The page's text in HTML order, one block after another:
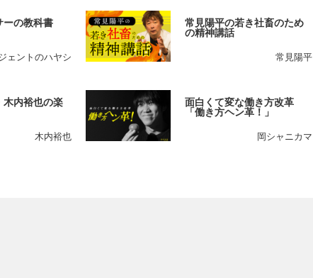
ーの教科書
ェントのハヤシ
常見陽平の若き社畜のため
の精神講話
常見陽平
木内裕也の楽
木内裕也
面白くて変な働き方改革
「働き方ヘン革！」
岡シャニカマ